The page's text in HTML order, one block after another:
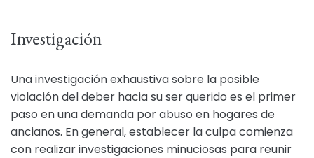
Investigación
Una investigación exhaustiva sobre la posible
violación del deber hacia su ser querido es el primer
paso en una demanda por abuso en hogares de
ancianos. En general, establecer la culpa comienza
con realizar investigaciones minuciosas para reunir